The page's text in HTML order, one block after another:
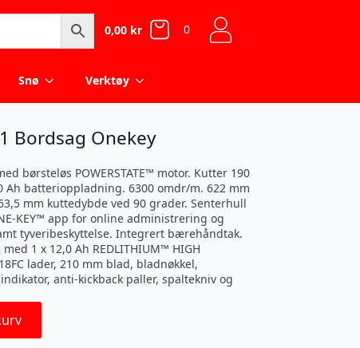
0,00 kr 0
Snø Verktøy
Bordsag Onekey
børsteløs POWERSTATE™ motor. Kutter 190
Ah batterioppladning. 6300 omdr/m. 622 mm
mm kuttedybde ved 90 grader. Senterhull
KEY™ app for online administrering og
tyveribeskyttelse. Integrert bærehåndtak.
1 x 12,0 Ah REDLITHIUM™ HIGH
lader, 210 mm blad, bladnøkkel,
anti-kickback paller, spaltekniv og